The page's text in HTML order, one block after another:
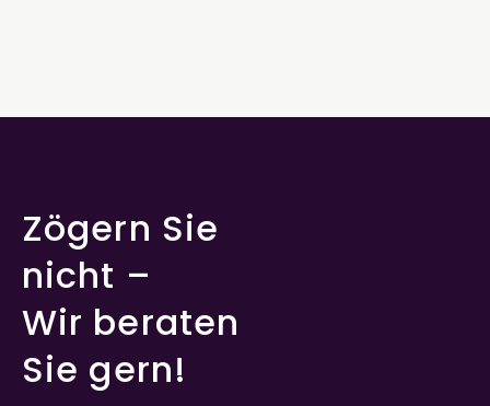
Zögern Sie
nicht –
Wir beraten
Sie gern!